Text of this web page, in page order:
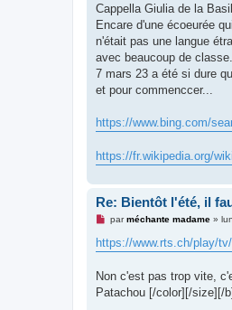
Cappella Giulia de la
Encare d'une écoeurée
n'était pas une langue
avec beaucoup de
7 mars 23 a été si dure
et pour commenccer...
https://www.bing.com/
https://fr.wikipedia.org/
Re: Bientôt l'été, il
M
s
s
g
e
n
parméchante madame»
https://www.rts.ch/play/
Non c'est pas trop vite,
Patachou [/color][/size][/b]